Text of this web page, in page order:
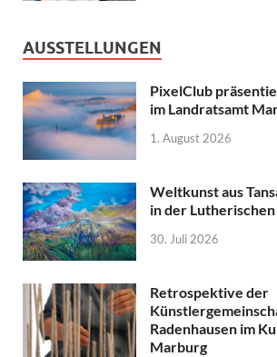
AUSSTELLUNGEN
PixelClub
im Landratsamt
1. August 2026
Weltkunst aus
in der
30. Juli 2026
Retrospektive der
Radenhausen im
Marburg